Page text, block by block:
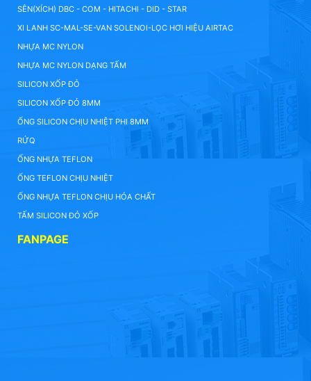
SÊN(XÍCH) DBC - COM - HITACHI - DID - STAR
XI LANH SC-MAL-SE-VAN SOLENOI-LỌC HƠI HIỆU AIRTAC
NHỰA MC NYLON
NHỰA MC NYLON DẠNG TẤM
SILICON XỐP ĐỎ
SILICON XỐP ĐỎ 8MM
ỐNG SILICON CHỊU NHIỆT PHI 8MM
RỬQ
ỐNG NHỰA TEFLON
ỐNG TEFLON CHỊU NHIỆT
ỐNG NHỰA TEFLON CHỊU HÓA CHẤT
TẤM SILICON ĐỎ XỐP
FANPAGE